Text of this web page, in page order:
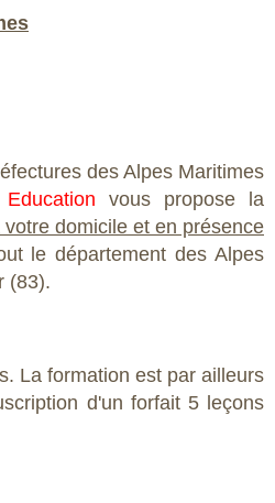
des Alpes Maritimes
vous propose la
domicile et en présence
le département des Alpes
(83).
formation est par ailleurs
d'un forfait 5 leçons